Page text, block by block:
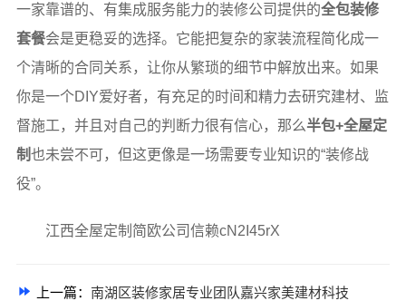
一家靠谱的、有集成服务能力的装修公司提供的全包装修
套餐会是更稳妥的选择。它能把复杂的家装流程简化成一
个清晰的合同关系，让你从繁琐的细节中解放出来。如果
你是一个DIY爱好者，有充足的时间和精力去研究建材、监
督施工，并且对自己的判断力很有信心，那么半包+全屋定
制也未尝不可，但这更像是一场需要专业知识的“装修战
役”。
江西全屋定制简欧公司信赖cN2I45rX
上一篇： 南湖区装修家居专业团队嘉兴家美建材科技